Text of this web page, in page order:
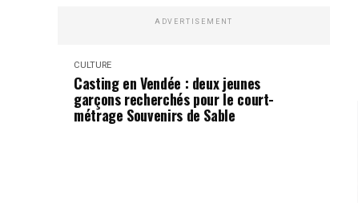
ADVERTISEMENT
CULTURE
Casting en Vendée : deux jeunes
garçons recherchés pour le court-
métrage Souvenirs de Sable